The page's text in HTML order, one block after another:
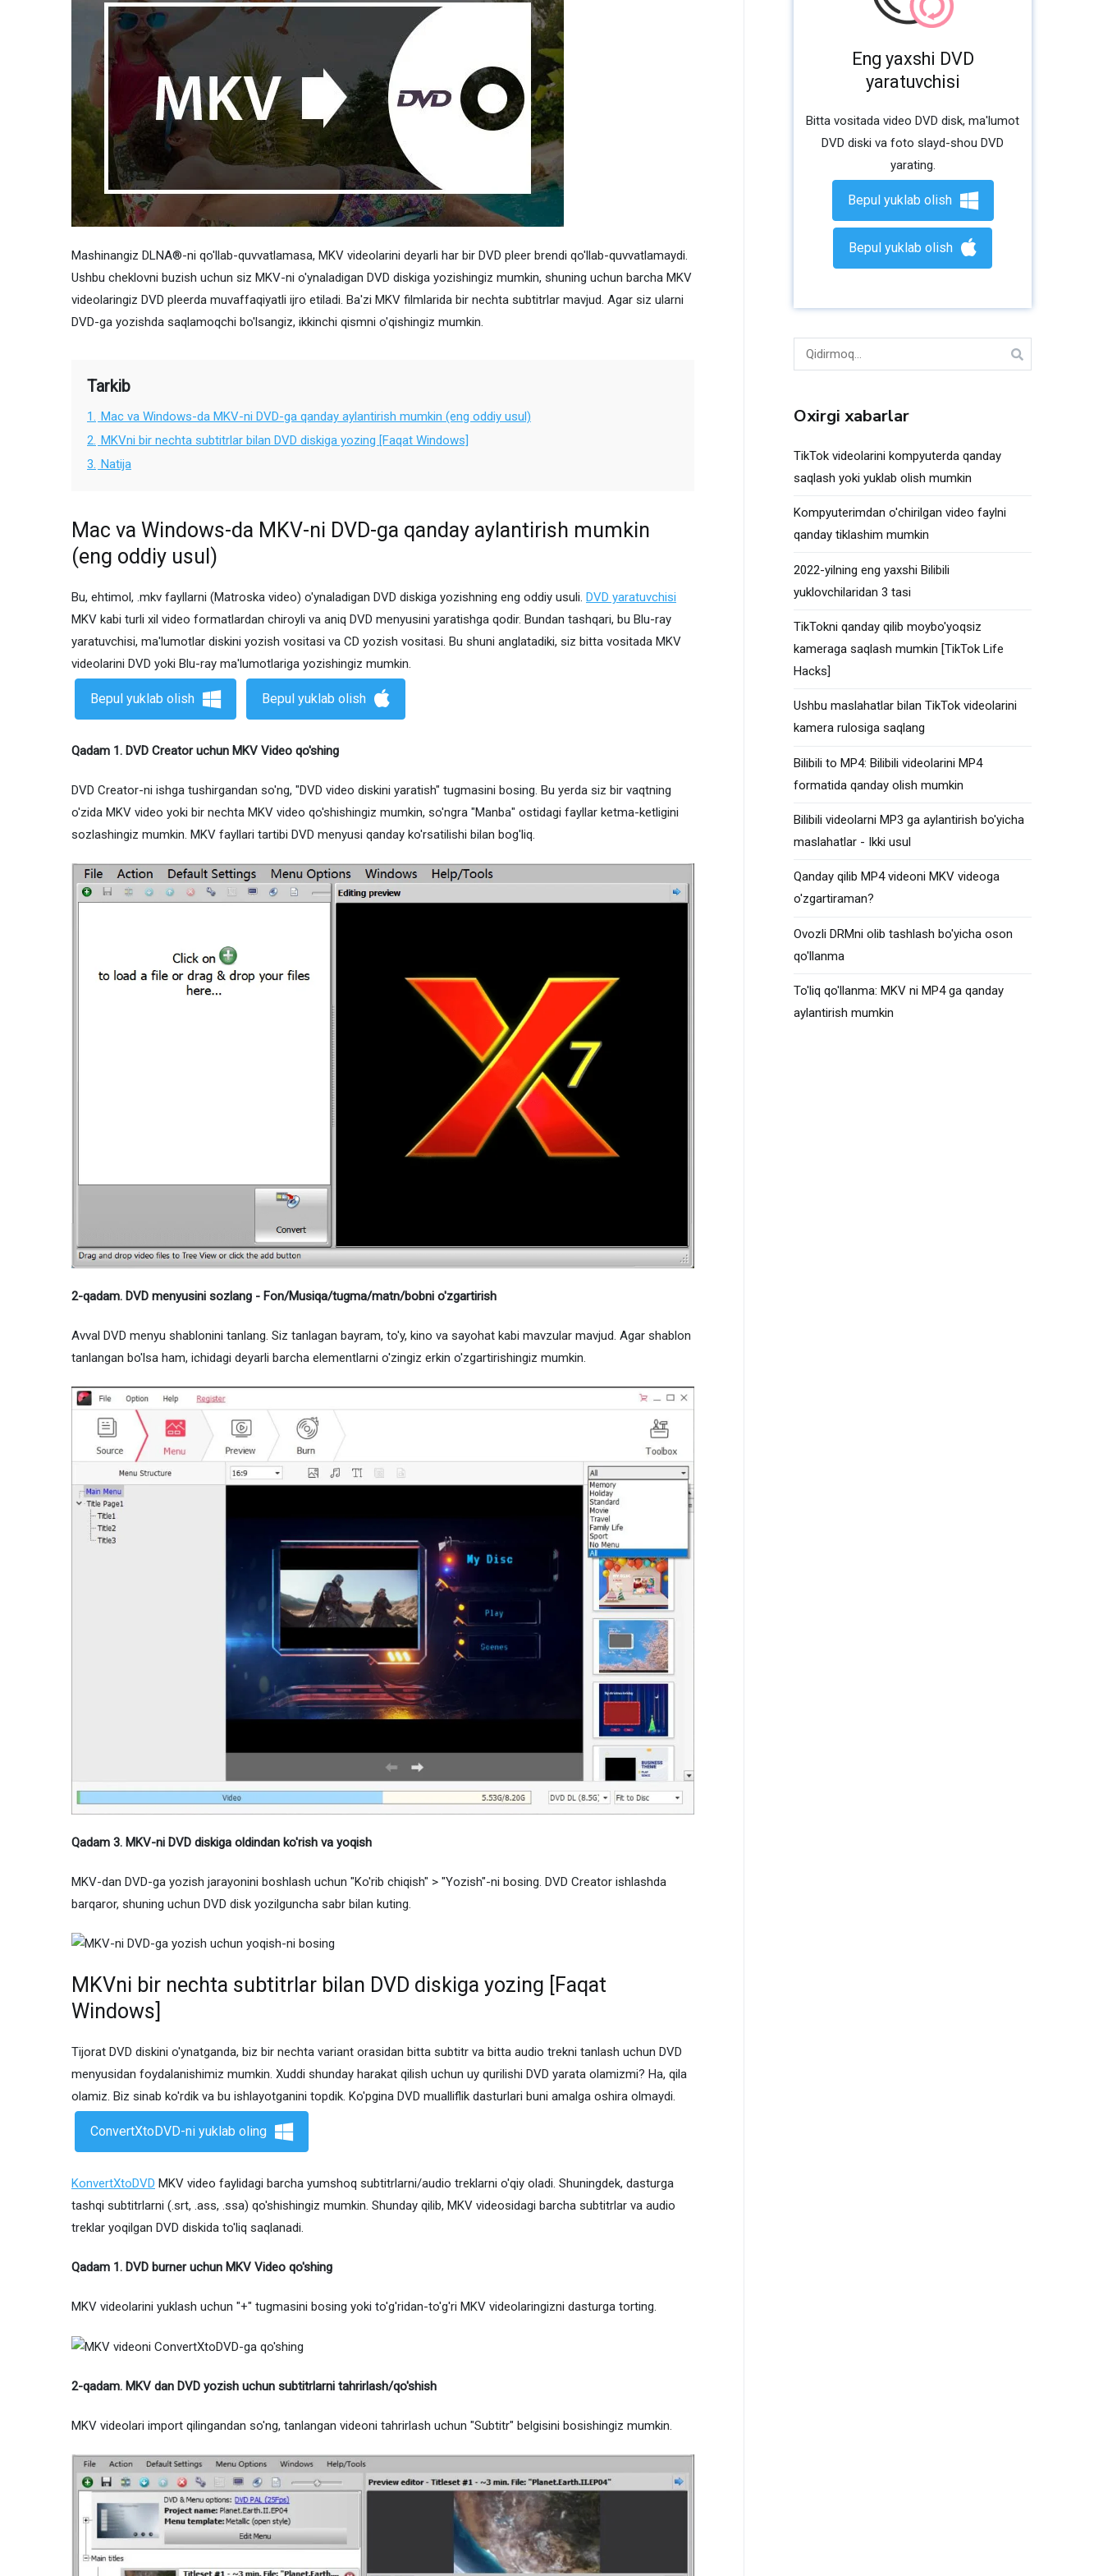
Mashinangiz DLNA®-ni qo'llab-quvvatlamasa, MKV videolarini deyarli har bir DVD pleer brendi qo'llab-quvvatlamaydi.
Ushbu cheklovni buzish uchun siz MKV-ni o'ynaladigan DVD diskiga yozishingiz mumkin, shuning uchun barcha MKV
videolaringiz DVD pleerda muvaffaqiyatli ijro etiladi. Ba'zi MKV filmlarida bir nechta subtitrlar mavjud. Agar siz ularni
DVD-ga yozishda saqlamoqchi bo'lsangiz, ikkinchi qismni o'qishingiz mumkin.
Tarkib
1. Mac va Windows-da MKV-ni DVD-ga qanday aylantirish mumkin (eng oddiy usul)
2. MKVni bir nechta subtitrlar bilan DVD diskiga yozing [Faqat Windows]
3. Natija
Mac va Windows-da MKV-ni DVD-ga qanday aylantirish mumkin
(eng oddiy usul)
Bu, ehtimol, .mkv fayllarni (Matroska video) o'ynaladigan DVD diskiga yozishning eng oddiy usuli. DVD yaratuvchisi
MKV kabi turli xil video formatlardan chiroyli va aniq DVD menyusini yaratishga qodir. Bundan tashqari, bu Blu-ray
yaratuvchisi, ma'lumotlar diskini yozish vositasi va CD yozish vositasi. Bu shuni anglatadiki, siz bitta vositada MKV
videolarini DVD yoki Blu-ray ma'lumotlariga yozishingiz mumkin.
Bepul yuklab olish Bepul yuklab olish
Qadam 1. DVD Creator uchun MKV Video qo'shing
DVD Creator-ni ishga tushirgandan so'ng, "DVD video diskini yaratish" tugmasini bosing. Bu yerda siz bir vaqtning
o'zida MKV video yoki bir nechta MKV video qo'shishingiz mumkin, so'ngra "Manba" ostidagi fayllar ketma-ketligini
sozlashingiz mumkin. MKV fayllari tartibi DVD menyusi qanday ko'rsatilishi bilan bog'liq.
2-qadam. DVD menyusini sozlang - Fon/Musiqa/tugma/matn/bobni o'zgartirish
Avval DVD menyu shablonini tanlang. Siz tanlagan bayram, to'y, kino va sayohat kabi mavzular mavjud. Agar shablon
tanlangan bo'lsa ham, ichidagi deyarli barcha elementlarni o'zingiz erkin o'zgartirishingiz mumkin.
Qadam 3. MKV-ni DVD diskiga oldindan ko'rish va yoqish
MKV-dan DVD-ga yozish jarayonini boshlash uchun "Ko'rib chiqish" > "Yozish"-ni bosing. DVD Creator ishlashda
barqaror, shuning uchun DVD disk yozilguncha sabr bilan kuting.
MKVni bir nechta subtitrlar bilan DVD diskiga yozing [Faqat
Windows]
Tijorat DVD diskini o'ynatganda, biz bir nechta variant orasidan bitta subtitr va bitta audio trekni tanlash uchun DVD
menyusidan foydalanishimiz mumkin. Xuddi shunday harakat qilish uchun uy qurilishi DVD yarata olamizmi? Ha, qila
olamiz. Biz sinab ko'rdik va bu ishlayotganini topdik. Ko'pgina DVD mualliflik dasturlari buni amalga oshira olmaydi.
ConvertXtoDVD-ni yuklab oling
KonvertXtoDVD MKV video faylidagi barcha yumshoq subtitrlarni/audio treklarni o'qiy oladi. Shuningdek, dasturga
tashqi subtitrlarni (.srt, .ass, .ssa) qo'shishingiz mumkin. Shunday qilib, MKV videosidagi barcha subtitrlar va audio
treklar yoqilgan DVD diskida to'liq saqlanadi.
Qadam 1. DVD burner uchun MKV Video qo'shing
MKV videolarini yuklash uchun "+" tugmasini bosing yoki to'g'ridan-to'g'ri MKV videolaringizni dasturga torting.
2-qadam. MKV dan DVD yozish uchun subtitrlarni tahrirlash/qo'shish
MKV videolari import qilingandan so'ng, tanlangan videoni tahrirlash uchun "Subtitr" belgisini bosishingiz mumkin.
Eng yaxshi DVD
yaratuvchisi
Bitta vositada video DVD disk, ma'lumot
DVD diski va foto slayd-shou DVD
yarating.
Bepul yuklab olish
Bepul yuklab olish
qidirish:
Oxirgi xabarlar
TikTok videolarini kompyuterda qanday
saqlash yoki yuklab olish mumkin
Kompyuterimdan o'chirilgan video faylni
qanday tiklashim mumkin
2022-yilning eng yaxshi Bilibili
yuklovchilaridan 3 tasi
TikTokni qanday qilib moybo'yoqsiz
kameraga saqlash mumkin [TikTok Life
Hacks]
Ushbu maslahatlar bilan TikTok videolarini
kamera rulosiga saqlang
Bilibili to MP4: Bilibili videolarini MP4
formatida qanday olish mumkin
Bilibili videolarni MP3 ga aylantirish bo'yicha
maslahatlar - Ikki usul
Qanday qilib MP4 videoni MKV videoga
o'zgartiraman?
Ovozli DRMni olib tashlash bo'yicha oson
qo'llanma
To'liq qo'llanma: MKV ni MP4 ga qanday
aylantirish mumkin